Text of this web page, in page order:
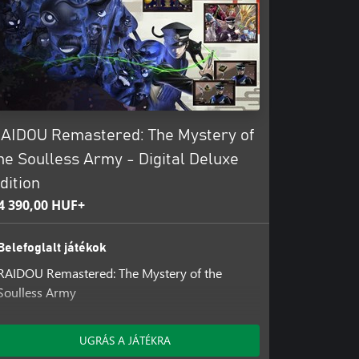
Remastered: The Mystery of
Soulless Army - Digital Deluxe
390,00 HUF+
játékok
Remastered: The Mystery of the
Army
bővítmények
Kuzunoha Village Trainings
UGRÁS A JÁTÉKRA